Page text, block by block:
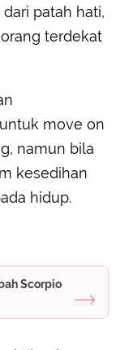
patah hati,
terdekat
move on
namun bila
kesedihan
hidup.
Scorpio